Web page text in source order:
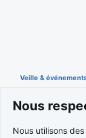
Veille &
Nous
Nous utilisons des